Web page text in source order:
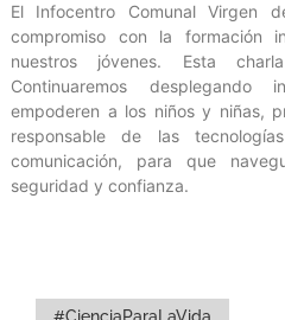
El Infocentro Comunal Virgen
compromiso con la formación
nuestros jóvenes. Esta
Continuaremos desplegando
empoderen a los niños y niñas,
responsable de las
comunicación, para que
seguridad y confianza.
#CienciaParaLaVida